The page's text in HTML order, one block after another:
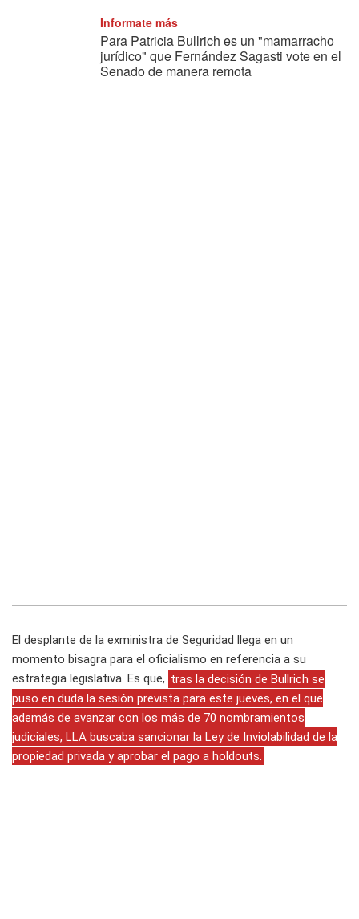
Informate más
Para Patricia Bullrich es un "mamarracho
jurídico" que Fernández Sagasti vote en el
Senado de manera remota
El desplante de la exministra de Seguridad llega en un
momento bisagra para el oficialismo en referencia a su
estrategia legislativa. Es que, tras la decisión de Bullrich se
puso en duda la sesión prevista para este jueves, en el que
además de avanzar con los más de 70 nombramientos
judiciales, LLA buscaba sancionar la Ley de Inviolabilidad de la
propiedad privada y aprobar el pago a holdouts.